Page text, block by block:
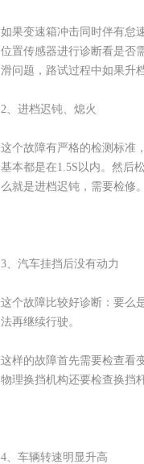
如果变速箱冲击同时伴有怠
位置传感器进行诊断看是否
滑问题，路试过程中如果升
2、进档迟钝、熄火
这个故障有严格的检测标准
基本都是在1.5S以内。然后
么就是进档迟钝，需要检修
3、汽车挂挡后没有动力
这个故障比较好诊断：要么
法再继续行驶。
这样的故障首先需要检查看
物理换挡机构还要检查换挡
4、车辆转速明显升高